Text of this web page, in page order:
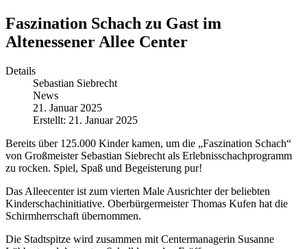
Faszination Schach zu Gast im
Altenessener Allee Center
Details
Sebastian Siebrecht
News
21. Januar 2025
Erstellt: 21. Januar 2025
Bereits über 125.000 Kinderkamen, um die „Faszination Schach“
von Großmeister Sebastian Siebrecht als Erlebnisschachprogramm
zu rocken. Spiel, Spaß und Begeisterung pur!
Das Alleecenterist zum vierten Male Ausrichter der beliebten
Kinderschachinitiative. Oberbürgermeister Thomas Kufen hat die
Schirmherrschaft übernommen.
Die Stadtspitze wird zusammen mit Centermanagerin Susanne